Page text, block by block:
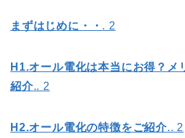
まずはじめに・・ . 2
H1.オール電化は本当にお得？メ
紹介.. 2
H2.オール電化の特徴をご紹介.. 2